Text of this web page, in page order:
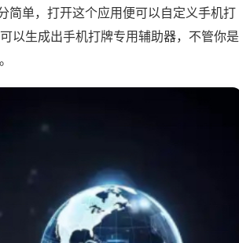
简单，打开这个应用便可以自定义手机打
以生成出手机打牌专用辅助器，不管你是